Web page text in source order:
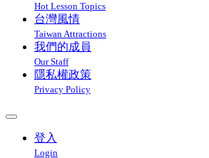
Hot Lesson Topics
台灣風情
Taiwan Attractions
我們的成員
Our Staff
隱私權政策
Privacy Policy
登入
Login